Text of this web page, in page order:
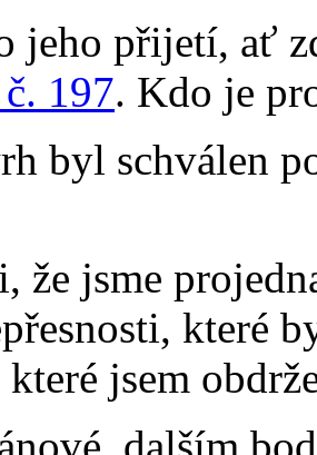
jeho přijetí, ať
197. Kdo je
byl schválen
že jsme
které
jsem
dalším